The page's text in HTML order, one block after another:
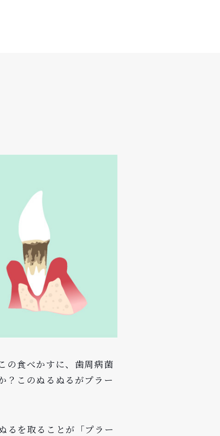
の食べかすに、歯周病菌
？このぬるぬるがプラー
るを取ることが「プラー